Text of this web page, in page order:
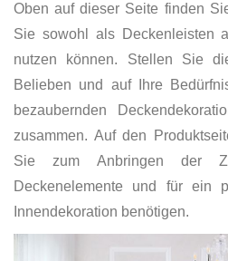
Oben auf dieser Seite finden
Sie sowohl als Deckenleisten
nutzen können. Stellen Sie
Belieben und auf Ihre
bezaubernden
zusammen. Auf den
Sie zum Anbringen der
Deckenelemente und für ein
Innendekoration benötigen.